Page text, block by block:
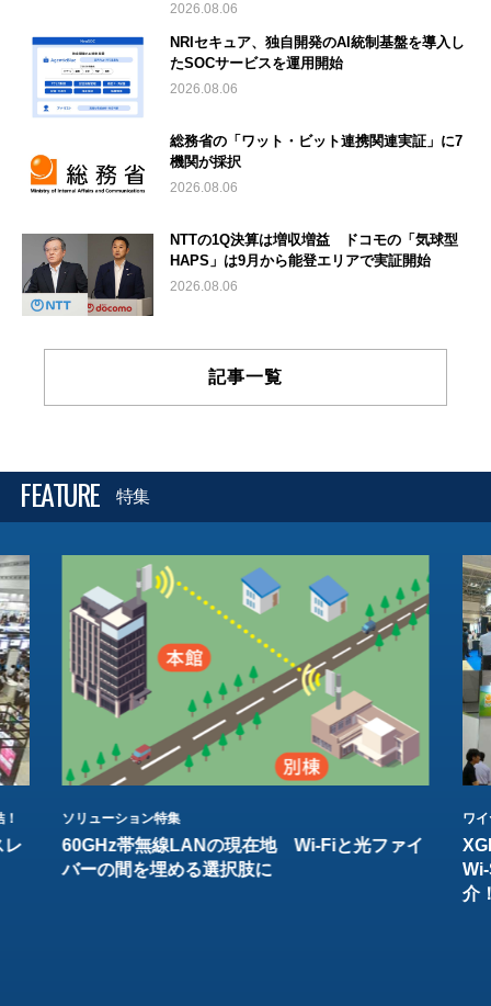
2026.08.06
NRIセキュア、独自開発のAI統制基盤を導入し
たSOCサービスを運用開始
2026.08.06
総務省の「ワット・ビット連携関連実証」に7
機関が採択
2026.08.06
NTTの1Q決算は増収増益 ドコモの「気球型
HAPS」は9月から能登エリアで実証開始
2026.08.06
記事一覧
FEATURE 特集
レ
ソリューション特集
60GHz帯無線LANの現在地 Wi-Fiと光ファイ
バーの間を埋める選択肢に
ワ
介